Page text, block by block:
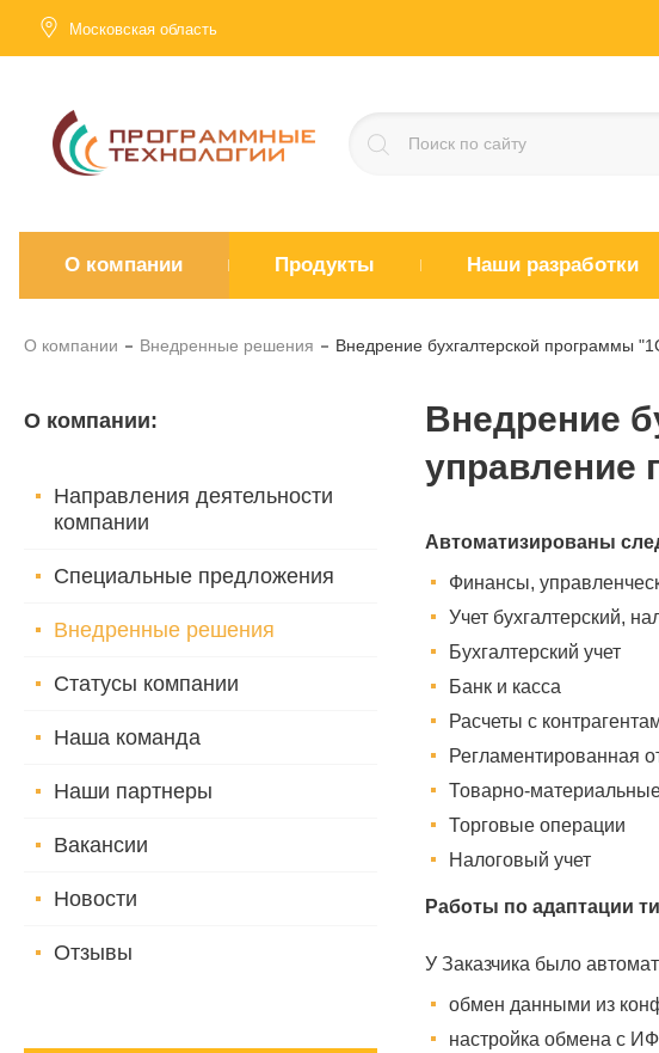
Московская область
О компании Продукты Наши разработки
О компании Внедренные решения Внедрение бухгалтерской программы
О компании:
Направления деятельности
компании
Специальные предложения
Внедренные решения
Статусы компании
Наша команда
Наши партнеры
Вакансии
Новости
Отзывы
Внедрение
управление
Автоматизированы
Финансы,
Учет бухгалтерский,
Бухгалтерский учет
Банк и касса
Расчеты с
Регламентированная
Товарно-
Торговые операции
Налоговый учет
Работы по адаптации
У Заказчика было
обмен данными из
настройка обмена с